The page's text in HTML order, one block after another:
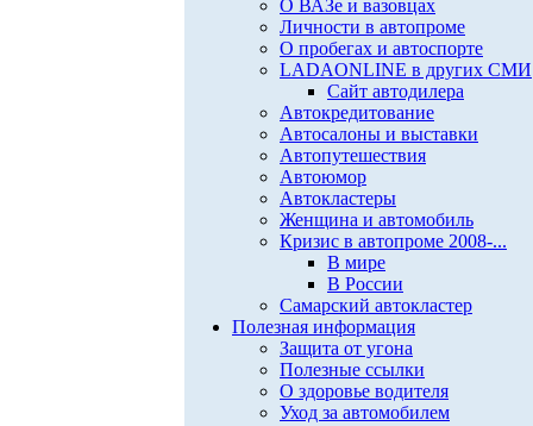
О ВАЗе и вазовцах
Личности в автопроме
О пробегах и автоспорте
LADAONLINE в других СМИ
Сайт автодилера
Автокредитование
Автосалоны и выставки
Автопутешествия
Автоюмор
Автокластеры
Женщина и автомобиль
Кризис в автопроме 2008-...
В мире
В России
Самарский автокластер
Полезная информация
Защита от угона
Полезные ссылки
О здоровье водителя
Уход за автомобилем